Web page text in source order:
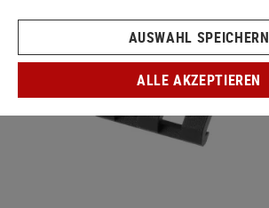
AUSWAHL SPEICHERN
ALLE AKZEPTIEREN